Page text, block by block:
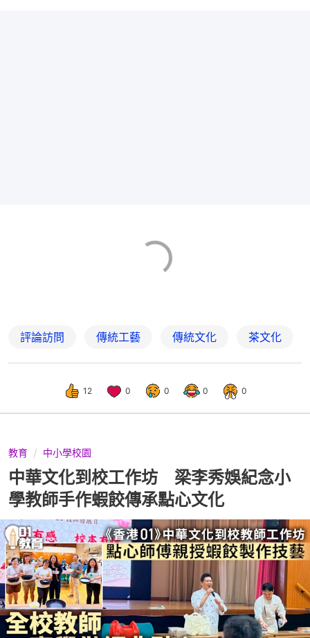
評論訪問 傳統工藝 傳統文化 茶文化
12 0 0 0 0
教育 中小學校園
中華文化到校工作坊 梁李秀娛紀念小
學教師手作蝦餃傳承點心文化